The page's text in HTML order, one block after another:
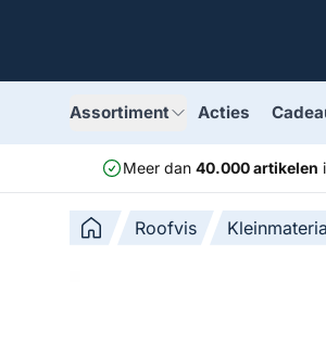
Assortiment Acties
Meer dan 40.000 artikelen
Roofvis